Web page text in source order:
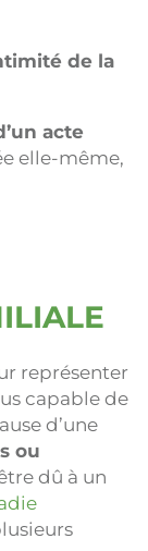
de la
acte
elle-même,
représenter
capable de
d’une
ou
dû à un